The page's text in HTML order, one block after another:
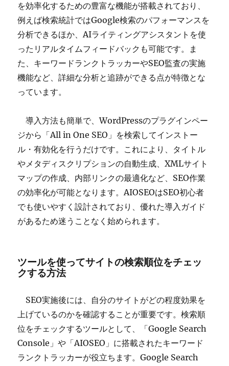
を効率化するための豊富な機能が搭載されており、
例えば検索統計ではGoogle検索のパフォーマンスを
分析できるほか、AIライティングアシスタントを使
ったリアルタイムフィードバックも可能です。ま
た、キーワードランクトラッカーやSEO監査の実施
機能など、詳細な分析と追跡ができる点が特徴とな
っています。
導入方法も簡単で、WordPressのプラグインペー
ジから「All in One SEO」を検索してインストー
ル・有効化を行うだけです。これにより、タイトル
やメタディスクリプションの自動生成、XMLサイト
マップの作成、内部リンクの最適化など、SEO作業
の効率化が可能となります。AIOSEOはSEO初心者
でも使いやすく設計されており、優れた導入ガイド
があるため迷うことなく始められます。
ツールを使ってサイトの検索順位をチェッ
クする方法
SEO実施後には、自分のサイトがどの程度効果を
上げているのかを確認することが重要です。検索順
位をチェックするツールとして、「Google Search
Console」や「AIOSEO」に搭載されたキーワード
ランクトラッカーが役立ちます。Google Search